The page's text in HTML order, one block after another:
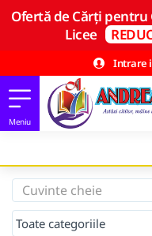
Ofertă de Cărți pentru
Licee
Intrare